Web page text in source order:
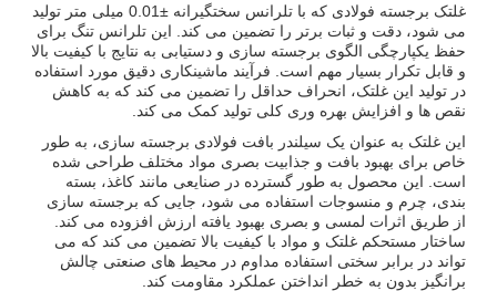
غلتک برجسته فولادی که با تلرانس سختگیرانه ±0.01 میلی متر تولید
می شود، دقت و ثبات برتر را تضمین می کند. این تلرانس تنگ برای
حفظ یکپارچگی الگوی برجسته سازی و دستیابی به نتایج با کیفیت بالا
و قابل تکرار بسیار مهم است. فرآیند ماشینکاری دقیق مورد استفاده
در تولید این غلتک، انحراف حداقل را تضمین می کند که به کاهش
نقص ها و افزایش بهره وری کلی تولید کمک می کند.
این غلتک به عنوان یک سیلندر بافت فولادی برجسته سازی، به طور
خاص برای بهبود بافت و جذابیت بصری مواد مختلف طراحی شده
است. این محصول به طور گسترده در صنایعی مانند کاغذ، بسته
بندی، چرم و منسوجات استفاده می شود، جایی که برجسته سازی
از طریق اثرات لمسی و بصری بهبود یافته ارزش افزوده می کند.
ساختار مستحکم غلتک و مواد با کیفیت بالا تضمین می کند که می
تواند در برابر سختی استفاده مداوم در محیط های صنعتی چالش
برانگیز بدون به خطر انداختن عملکرد مقاومت کند.